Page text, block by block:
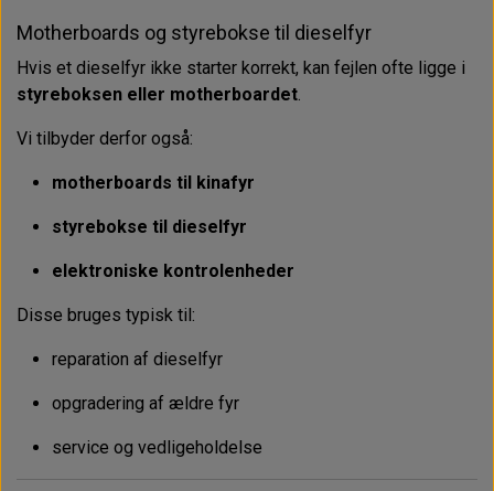
Motherboards og styrebokse til dieselfyr
Hvis et dieselfyr ikke starter korrekt, kan fejlen ofte ligge i
styreboksen eller motherboardet.
Vi tilbyder derfor også:
motherboards til kinafyr
styrebokse til dieselfyr
elektroniske kontrolenheder
Disse bruges typisk til:
reparation af dieselfyr
opgradering af ældre fyr
service og vedligeholdelse